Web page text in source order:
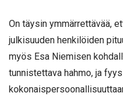
On täysin ymmärrettävää,
julkisuuden henkilöiden
myös Esa Niemisen
tunnistettava hahmo, ja